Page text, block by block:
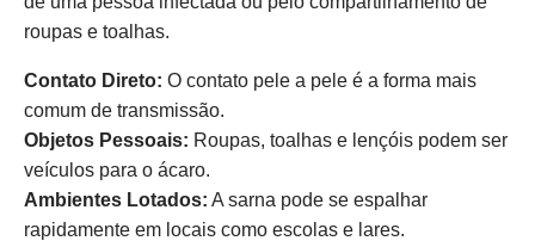
roupas e toalhas.
Contato Direto: O contato pele a pele é a forma mais
comum de transmissão.
Objetos Pessoais: Roupas, toalhas e lençóis podem ser
veículos para o ácaro.
Ambientes Lotados: A sarna pode se espalhar
rapidamente em locais como escolas e lares.